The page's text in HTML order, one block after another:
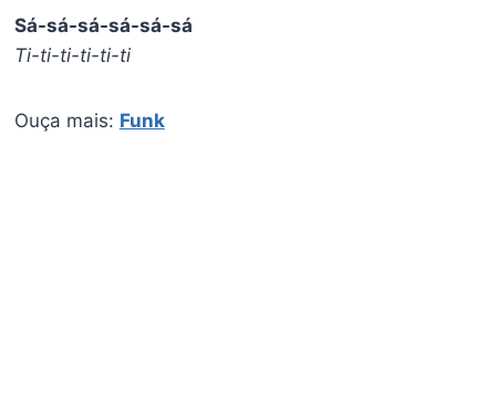
Sá-sá-sá-sá-sá-sá
Ti-ti-ti-ti-ti-ti
Ouça mais: Funk